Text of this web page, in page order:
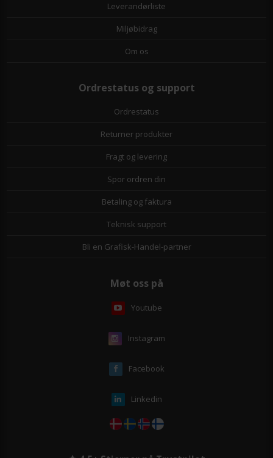
Leverandørliste
Miljøbidrag
Om os
Ordrestatus og support
Ordrestatus
Returner produkter
Fragt og levering
Spor ordren din
Betaling og faktura
Teknisk support
Bli en Grafisk-Handel-partner
Møt oss på
Youtube
Instagram
Facebook
Linkedin